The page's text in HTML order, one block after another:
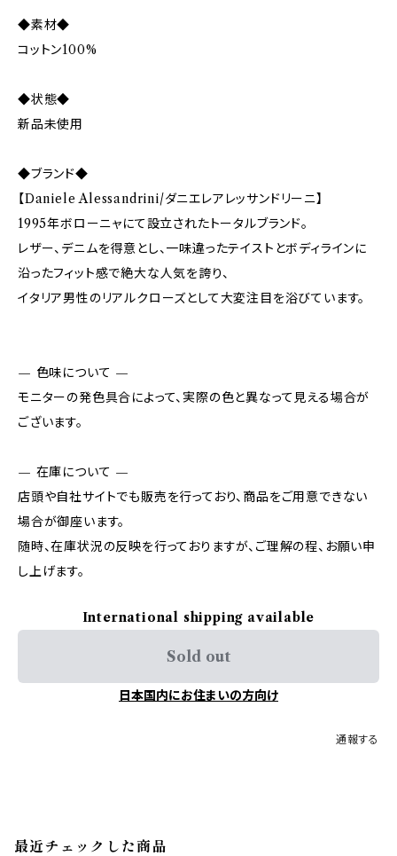
◆素材◆
コットン100%
◆状態◆
新品未使用
◆ブランド◆
【Daniele Alessandrini/ダニエレアレッサンドリーニ】
1995年ボローニャにて設立されたトータルブランド。
レザー、デニムを得意とし、一味違ったテイストとボディラインに
沿ったフィット感で絶大な人気を誇り、
イタリア男性のリアルクローズとして大変注目を浴びています。
— 色味について —
モニターの発色具合によって、実際の色と異なって見える場合が
ございます。
— 在庫について —
店頭や自社サイトでも販売を行っており、商品をご用意できない
場合が御座います。
随時、在庫状況の反映を行っておりますが、ご理解の程、お願い申
し上げます。
International shipping available
Sold out
日本国内にお住まいの方向け
通報する
最近チェックした商品